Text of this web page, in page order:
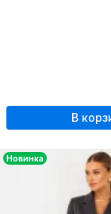
В
Новинка